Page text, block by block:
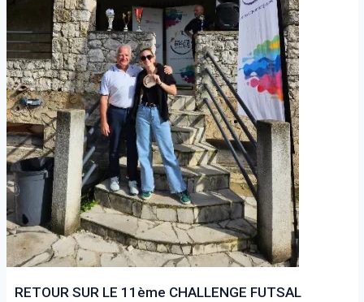
RETOUR SUR LE 11ème CHALLENGE FUTSAL